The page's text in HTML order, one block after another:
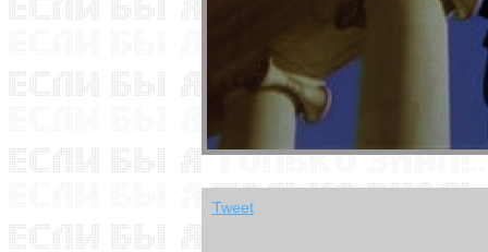
Tweet